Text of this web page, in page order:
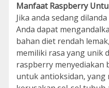
Manfaat Raspberry
Jika anda sedang
Anda dapat
bahan diet rendah
memiliki rasa yang unik
raspberry menyediakan
untuk antioksidan, yang